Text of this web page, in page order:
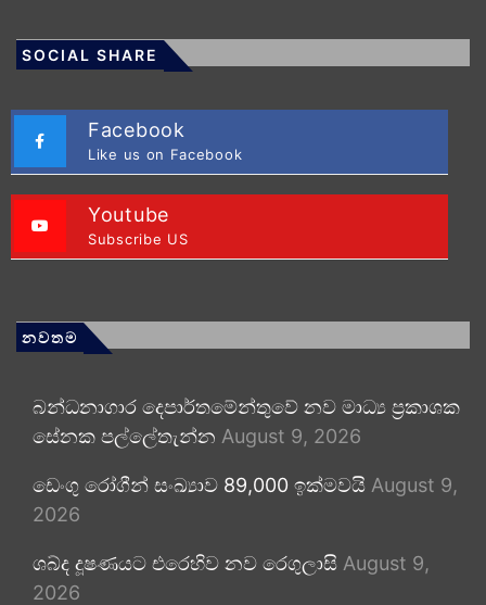
SOCIAL SHARE
Facebook
Like us on Facebook
Youtube
Subscribe US
නවතම
බන්ධනාගාර දෙපාර්තමේන්තුවේ නව මාධ්‍ය ප්‍රකාශක
සේනක පල්ලේතැන්න August 9, 2026
ඩෙංගු රෝගීන් සංඛ්‍යාව 89,000 ඉක්මවයි August 9,
2026
ශබ්ද දූෂණයට එරෙහිව නව රෙගුලාසි August 9,
2026